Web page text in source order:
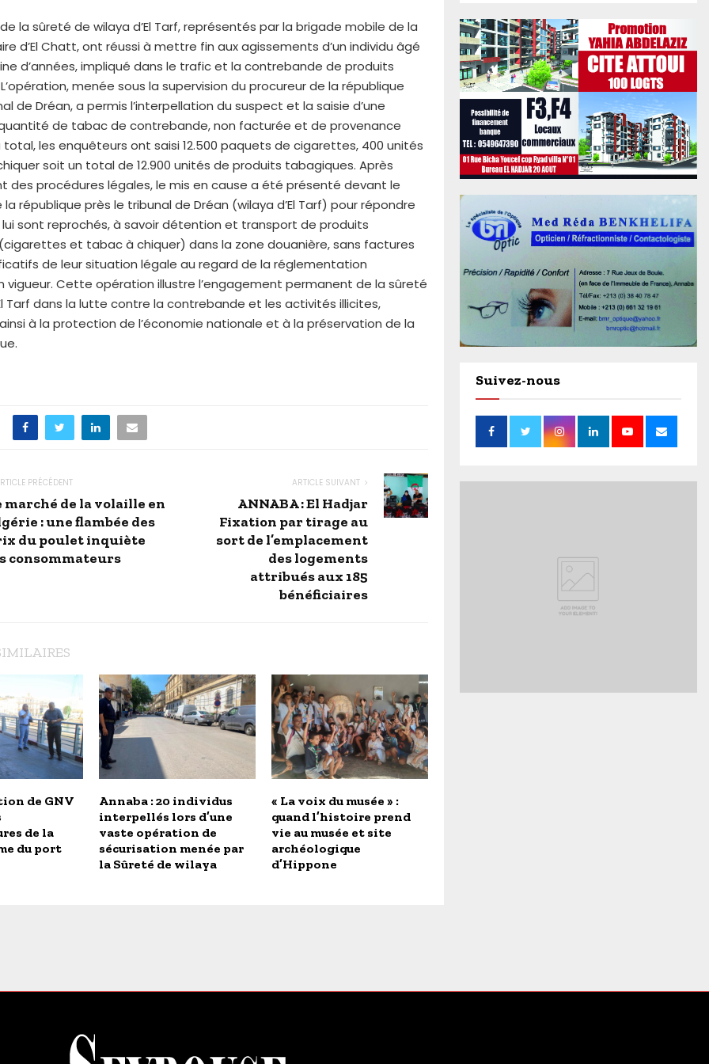
la sûreté de wilaya d’El Tarf, représentés par la brigade mobile de la
d’El Chatt, ont réussi à mettre fin aux agissements d’un individu âgé
d’années, impliqué dans le trafic et la contrebande de produits
menée sous la supervision du procureur de la république
de Dréan, a permis l’interpellation du suspect et la saisie d’une
de tabac de contrebande, non facturée et de provenance
total, les enquêteurs ont saisi 12.500 paquets de cigarettes, 400 unités
soit un total de 12.900 unités de produits tabagiques. Après
des procédures légales, le mis en cause a été présenté devant le
république près le tribunal de Dréan (wilaya d’El Tarf) pour répondre
sont reprochés, à savoir détention et transport de produits
et tabac à chiquer) dans la zone douanière, sans factures
de leur situation légale au regard de la réglementation
vigueur. Cette opération illustre l’engagement permanent de la sûreté
Tarf dans la lutte contre la contrebande et les activités illicites,
à la protection de l’économie nationale et à la préservation de la
PRÉCÉDENT
marché de la volaille en
: une flambée des
du poulet inquiète
consommateurs
ARTICLE SUIVANT
ANNABA : El Hadjar
Fixation par tirage au
sort de l’emplacement
des logements
attribués aux 185
bénéficiaires
de GNV
de la
du port
Annaba : 20 individus
interpellés lors d’une
vaste opération de
sécurisation menée par
la Sûreté de wilaya
« La voix du musée » :
quand l’histoire prend
vie au musée et site
archéologique
d’Hippone
Suivez-nous